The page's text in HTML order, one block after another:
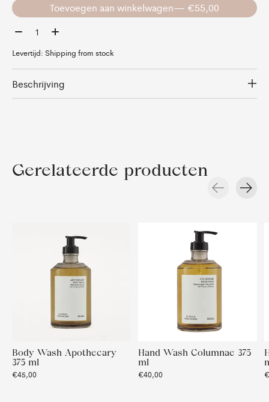
Toevoegen aan winkelwagen
— €55,00
Aantal:
Levertijd: Shipping from stock
Beschrijving
Gerelateerde producten
Body Wash Apothecary
375 ml
€45,00
Hand Wash Columnae 375
ml
€40,00